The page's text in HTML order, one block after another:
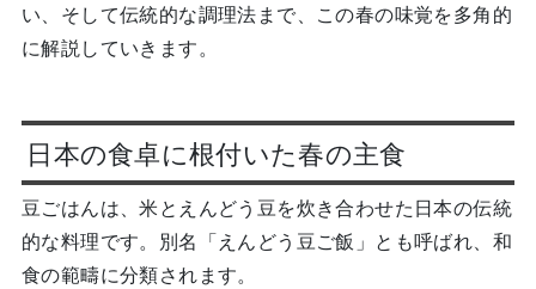
い、そして伝統的な調理法まで、この春の味覚を多角的
に解説していきます。
日本の食卓に根付いた春の主食
豆ごはんは、米とえんどう豆を炊き合わせた日本の伝統
的な料理です。別名「えんどう豆ご飯」とも呼ばれ、和
食の範疇に分類されます。